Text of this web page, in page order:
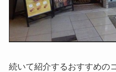
続いて紹介するおすすめの